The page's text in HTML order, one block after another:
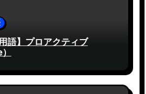
語】プロアクティブ